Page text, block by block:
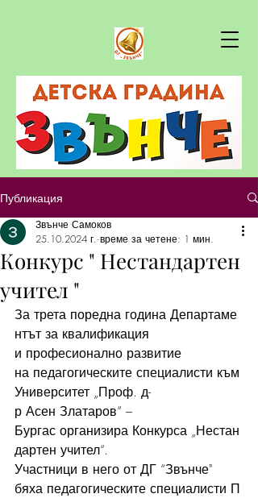
Публикация
Конкурс " Нестандартен
учител "
Звънче Самоков
25.10.2024 г. време за четене: 1 мин.
За трета поредна година Департаме
нтът за квалификация
и професионално развитие
на педагогическите специалисти към
Университет „Проф. д-
р Асен Златаров“ –
Бургас организира Конкурса „Нестан
дартен учител“.
Участници в него от ДГ “Звънче"
бяха педагогическите специалисти П